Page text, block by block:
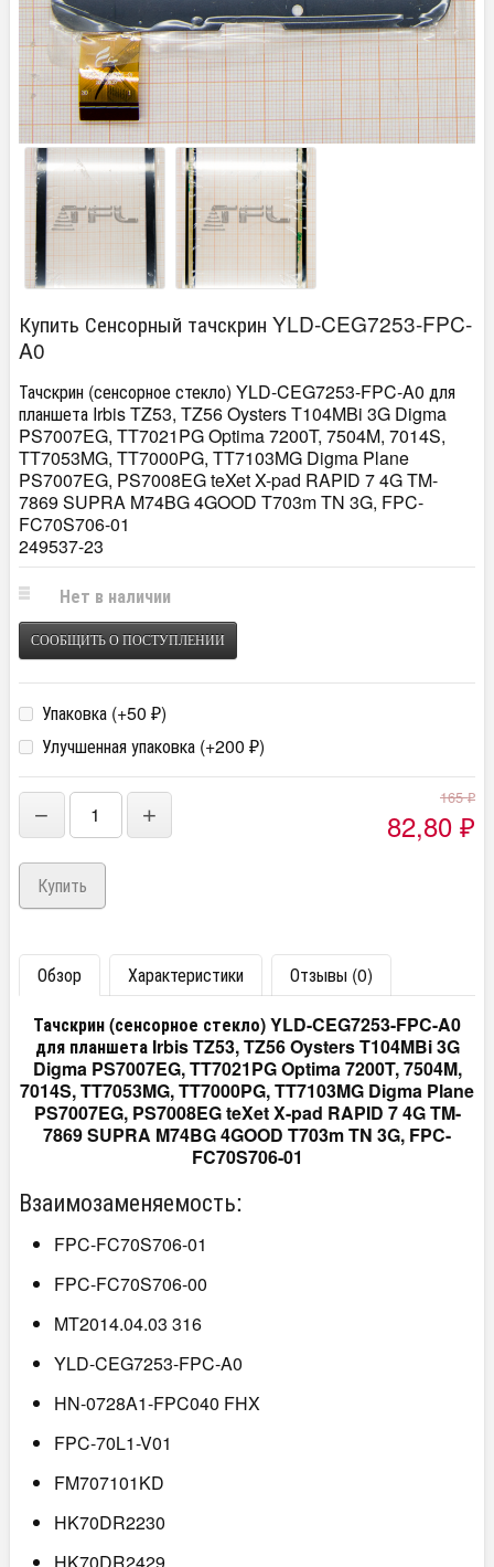
Купить Сенсорный тачскрин YLD-CEG7253-FPC-
A0
Тачскрин (сенсорное стекло) YLD-CEG7253-FPC-A0 для
планшета Irbis TZ53, TZ56 Oysters T104MBi 3G Digma
PS7007EG, TT7021PG Optima 7200T, 7504M, 7014S,
TT7053MG, TT7000PG, TT7103MG Digma Plane
PS7007EG, PS7008EG teXet X-pad RAPID 7 4G TM-
7869 SUPRA M74BG 4GOOD T703m TN 3G, FPC-
FC70S706-01
249537-23
Нет в наличии
СООБЩИТЬ О ПОСТУПЛЕНИИ
Упаковка (+50 ₽)
Улучшенная упаковка (+200 ₽)
− +
165₽
82,80 ₽
Обзор Характеристики
Отзывы (0)
Тачскрин (сенсорное стекло) YLD-CEG7253-FPC-A0
для планшета Irbis TZ53, TZ56 Oysters T104MBi 3G
Digma PS7007EG, TT7021PG Optima 7200T, 7504M,
7014S, TT7053MG, TT7000PG, TT7103MG Digma Plane
PS7007EG, PS7008EG teXet X-pad RAPID 7 4G TM-
7869 SUPRA M74BG 4GOOD T703m TN 3G, FPC-
FC70S706-01
Взаимозаменяемость:
FPC-FC70S706-01
FPC-FC70S706-00
MT2014.04.03 316
YLD-CEG7253-FPC-A0
HN-0728A1-FPC040 FHX
FPC-70L1-V01
FM707101KD
HK70DR2230